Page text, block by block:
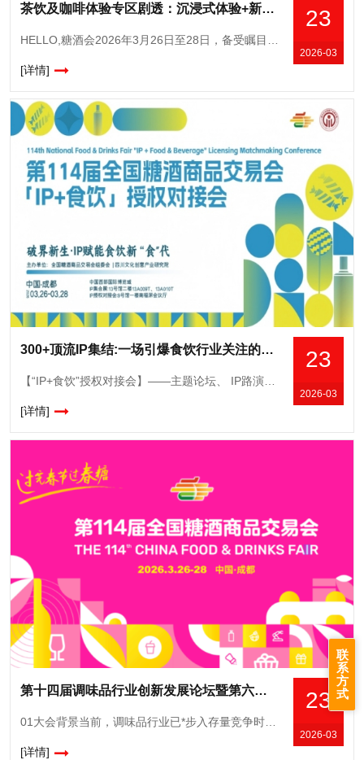
23
2026-03
茶饮及咖啡体验专区剧透：沉浸式体验+新式茶饮品牌集结，年轻人的社交新场景
[详情]
23
2026-03
300+顶流IP集结:一场引爆食饮行业关注的授权盛会
[详情]
23
2026-03
第十四届调味品行业创新发展论坛暨第六届中国川调产业发展大会
01大会背景当前，调味品行业已*步入存量竞争时代。消费分级与渠道碎片化正推动行业竞争核心从“份额争夺”转向“价值创造”。“存量突围，价值升维”成为决定企业未来的核心命题。在此背景下，第十四届调味
[详情]
联
系
方
式